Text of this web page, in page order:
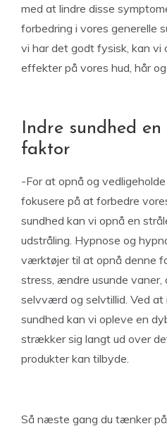
med at lindre disse
forbedring i vores generelle
vi har det godt fysisk, kan vi
effekter på vores hud, hår
Indre sundhed
faktor
-For at opnå og
fokusere på at forbedre
sundhed kan vi opnå en
udstråling. Hypnose og
værktøjer til at opnå denne
stress, ændre usunde vaner,
selvværd og selvtillid. Ved at
sundhed kan vi opleve en
strækker sig langt ud over
produkter kan tilbyde.
Så næste gang du tænker